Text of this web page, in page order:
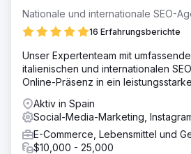
Nationale und internationale SEO-
16 Erfahrungsberichte
Unser Expertenteam mit
italienischen und internationalen
Online-Präsenz in ein
Aktiv in Spain
Social-Media-Marketing,
E-Commerce, Lebensmittel und
$10,000 - 25,000